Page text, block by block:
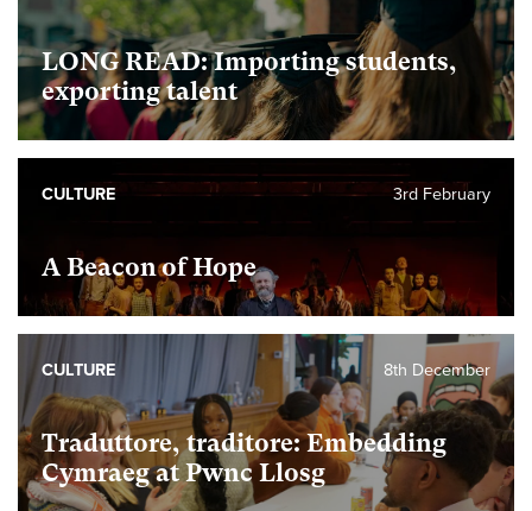
LONG READ: Importing students,
exporting talent
A Beacon of Hope
3rd February
CULTURE
Traduttore, traditore: Embedding
Cymraeg at Pwnc Llosg
8th December
CULTURE